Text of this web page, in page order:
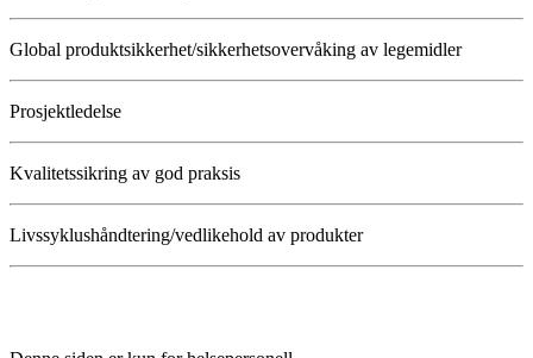
Global produktsikkerhet/sikkerhetsovervåking av legemidler
Prosjektledelse
Kvalitetssikring av god praksis
Livssyklushåndtering/vedlikehold av produkter